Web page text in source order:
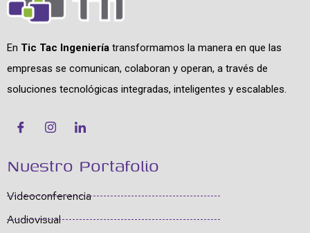
En Tic Tac Ingeniería transformamos la manera en que las
empresas se comunican, colaboran y operan, a través de
soluciones tecnológicas integradas, inteligentes y escalables.
Nuestro Portafolio
Videoconferencia
Audiovisual